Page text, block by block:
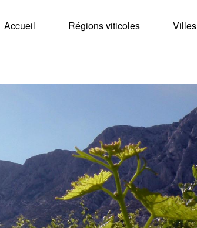
Accueil Régions viticoles Villes